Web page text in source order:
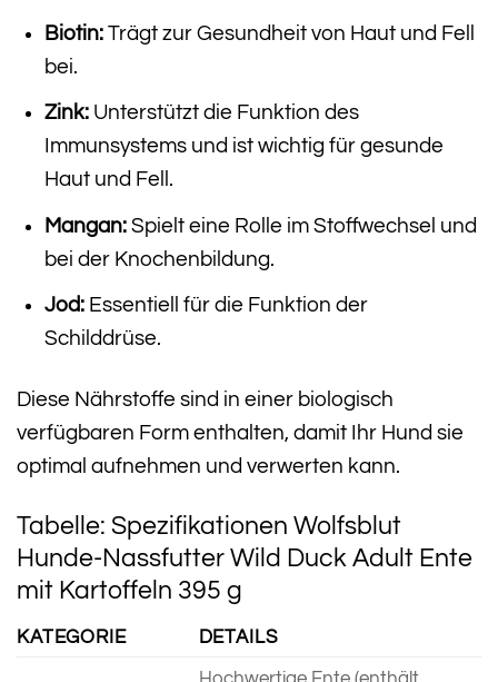
Biotin:Trägt zur Gesundheit von Haut und Fell
bei.
Zink:Unterstützt die Funktion des
Immunsystems und ist wichtig für gesunde
Haut und Fell.
Mangan:Spielt eine Rolle im Stoffwechsel und
bei der Knochenbildung.
Jod:Essentiell für die Funktion der
Schilddrüse.
Diese Nährstoffe sind in einer biologisch
verfügbaren Form enthalten, damit Ihr Hund sie
optimal aufnehmen und verwerten kann.
Tabelle: Spezifikationen Wolfsblut
Hunde-Nassfutter Wild Duck Adult Ente
mit Kartoffeln 395 g
KATEGORIE DETAILS